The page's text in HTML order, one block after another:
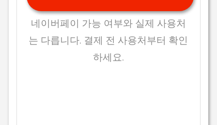
네이버페이 가능 여부와 실제 사용처
는 다릅니다. 결제 전 사용처부터 확인
하세요.